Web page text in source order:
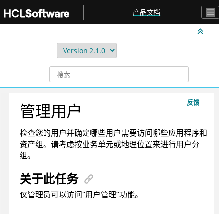
产品文档
反馈
管理用户
检查您的用户并确定哪些用户需要访问哪些应用程序和
资产组。请考虑按业务单元或地理位置来进行用户分
组。
关于此任务
仅管理员可以访问“用户管理”功能。